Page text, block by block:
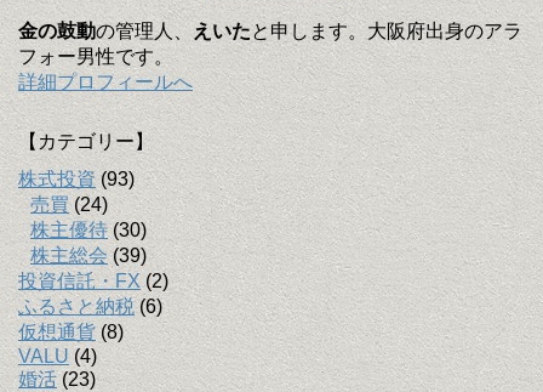
金の鼓動の管理人、えいたと申します。大阪府出身のアラ
フォー男性です。
詳細プロフィールへ
【カテゴリー】
株式投資 (93)
売買 (24)
株主優待(30)
株主総会(39)
投資信託・FX (2)
ふるさと納税(6)
仮想通貨 (8)
VALU (4)
婚活(23)